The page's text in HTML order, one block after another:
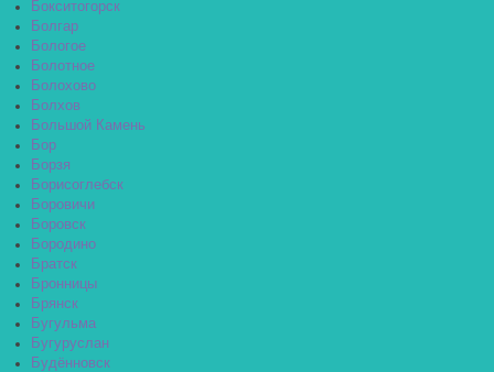
Бокситогорск
Болгар
Бологое
Болотное
Болохово
Болхов
Большой Камень
Бор
Борзя
Борисоглебск
Боровичи
Боровск
Бородино
Братск
Бронницы
Брянск
Бугульма
Бугуруслан
Будённовск